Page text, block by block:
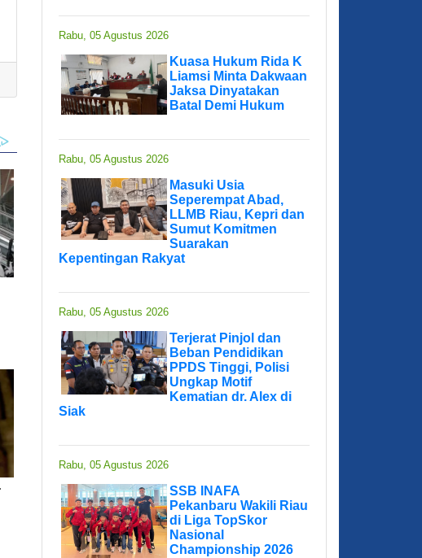
Rabu, 05 Agustus 2026
Kuasa Hukum Rida K
Liamsi Minta Dakwaan
Jaksa Dinyatakan
Batal Demi Hukum
Rabu, 05 Agustus 2026
Masuki Usia
Seperempat Abad,
LLMB Riau, Kepri dan
Sumut Komitmen
Suarakan
Kepentingan Rakyat
Rabu, 05 Agustus 2026
Terjerat Pinjol dan
Beban Pendidikan
PPDS Tinggi, Polisi
Ungkap Motif
Kematian dr. Alex di
Siak
Rabu, 05 Agustus 2026
SSB INAFA
Pekanbaru Wakili Riau
di Liga TopSkor
Nasional
Championship 2026